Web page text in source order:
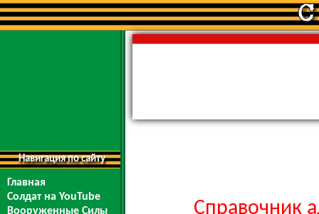
Навигация по сайту
Главная
Солдат на YouTube
Вооруженные Силы
Справочник